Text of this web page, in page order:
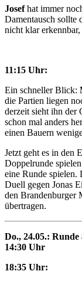
Josefhat immer
Damentausch sollte
nicht klar
11:15 Uhr:
Ein schneller Blick:
die Partien liegen
derzeit sieht ihn der
schon mal anders
einen Bauern
Jetzt geht es in den
Doppelrunde
eine Runde spielen.
Duell gegen Jonas
den Brandenburger
übertragen.
Do., 24.05.:
14:30 Uhr
18:35 Uhr: